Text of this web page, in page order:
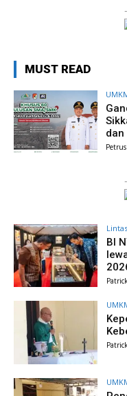
MUST READ
dan
Lintas
BI